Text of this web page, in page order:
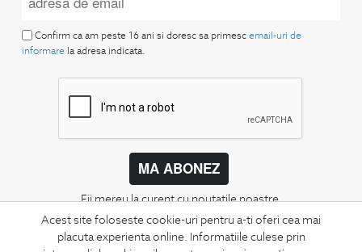
Acest site foloseste cookie-uri pentru a-ti oferi cea mai
placuta experienta online. Informatiile culese prin
Confirm ca am peste 16 ani si doresc sa primesc email-uri de
informare la adresa indicata.
MA ABONEZ
Fii mereu la curent cu noutatile noastre,
oferte speciale si trenduri in moda masculina.